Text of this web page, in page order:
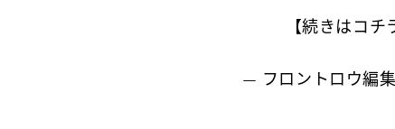
【続きはコチ
— フロントロウ編